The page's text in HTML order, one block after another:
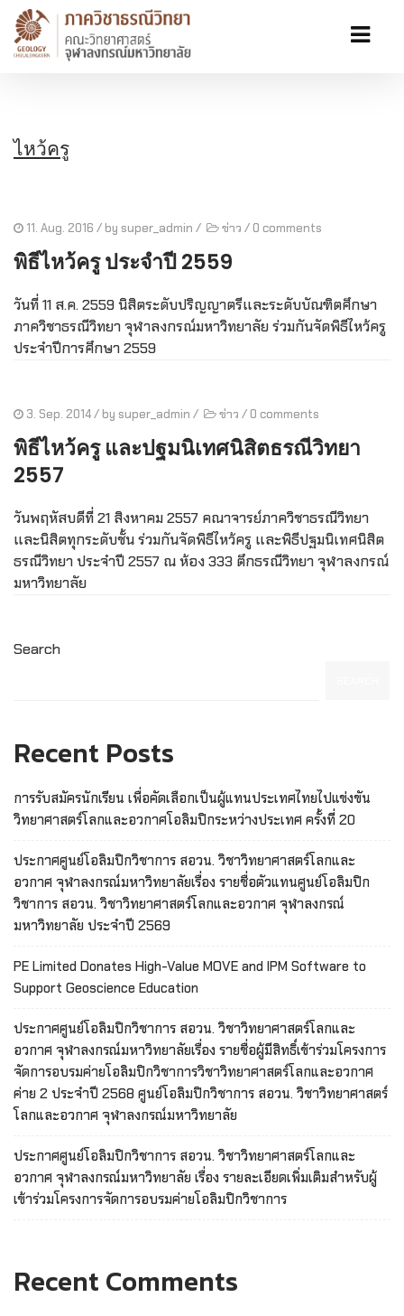
ไหว้ครู
11. Aug. 2016 / by super_admin / ข่าว / 0 comments
พิธีไหว้ครู ประจำปี 2559
วันที่ 11 ส.ค. 2559 นิสิตระดับปริญญาตรีและระดับบัณฑิตศึกษา
ภาควิชาธรณีวิทยา จุฬาลงกรณ์มหาวิทยาลัย ร่วมกันจัดพิธีไหว้ครู
ประจำปีการศึกษา 2559
3. Sep. 2014/ by super_admin / ข่าว / 0 comments
พิธีไหว้ครู และปฐมนิเทศนิสิตธรณีวิทยา
2557
วันพฤหัสบดีที่ 21 สิงหาคม 2557 คณาจารย์ภาควิชาธรณีวิทยา
และนิสิตทุกระดับชั้น ร่วมกันจัดพิธีไหว้ครู และพิธีปฐมนิเทศนิสิต
ธรณีวิทยา ประจำปี 2557 ณ ห้อง 333 ตึกธรณีวิทยา จุฬาลงกรณ์
มหาวิทยาลัย
Search
Recent Posts
การรับสมัครนักเรียน เพื่อคัดเลือกเป็นผู้แทนประเทศไทยไปแข่งขัน
วิทยาศาสตร์โลกและอวกาศโอลิมปิกระหว่างประเทศ ครั้งที่ 20
ประกาศศูนย์โอลิมปิกวิชาการ สอวน. วิชาวิทยาศาสตร์โลกและ
อวกาศ จุฬาลงกรณ์มหาวิทยาลัยเรื่อง รายชื่อตัวแทนศูนย์โอลิมปิก
วิชาการ สอวน. วิชาวิทยาศาสตร์โลกและอวกาศ จุฬาลงกรณ์
มหาวิทยาลัย ประจำปี 2569
PE Limited Donates High-Value MOVE and IPM Software to
Support Geoscience Education
ประกาศศูนย์โอลิมปิกวิชาการ สอวน. วิชาวิทยาศาสตร์โลกและ
อวกาศ จุฬาลงกรณ์มหาวิทยาลัยเรื่อง รายชื่อผู้มีสิทธิ์เข้าร่วมโครงการ
จัดการอบรมค่ายโอลิมปิกวิชาการวิชาวิทยาศาสตร์โลกและอวกาศ
ค่าย 2 ประจำปี 2568 ศูนย์โอลิมปิกวิชาการ สอวน. วิชาวิทยาศาสตร์
โลกและอวกาศ จุฬาลงกรณ์มหาวิทยาลัย
ประกาศศูนย์โอลิมปิกวิชาการ สอวน. วิชาวิทยาศาสตร์โลกและ
อวกาศ จุฬาลงกรณ์มหาวิทยาลัย เรื่อง รายละเอียดเพิ่มเติมสำหรับผู้
เข้าร่วมโครงการจัดการอบรมค่ายโอลิมปิกวิชาการ
Recent Comments